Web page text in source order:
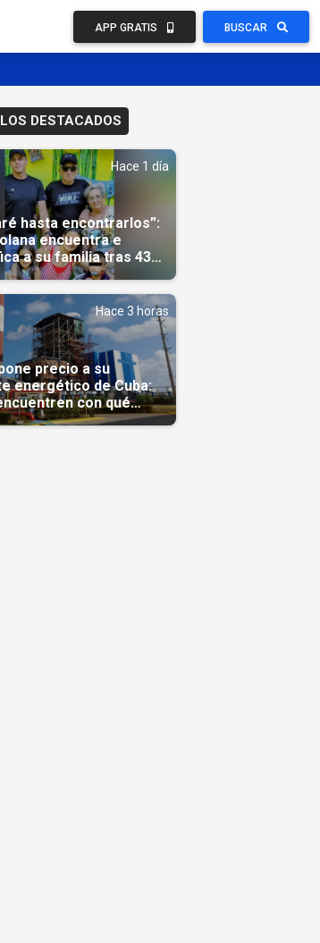
APP GRATIS BUSCAR
DESTACADOS
Hace 1 día
hasta encontrarlos”:
encuentra e
a su familia tras 43
terremoto
Hace 3 horas
precio a su
energético de Cuba:
con qué